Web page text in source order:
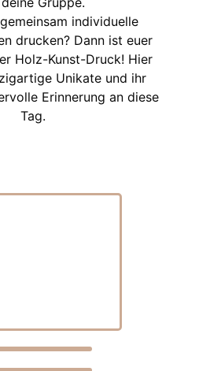
individuelle
drucken? Dann ist euer
Holz-Kunst-Druck! Hier
Unikate und ihr
Erinnerung an diese
Tag.